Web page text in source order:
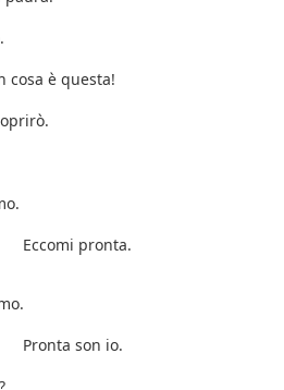
cosa è questa!
Eccomi pronta.
Pronta son io.